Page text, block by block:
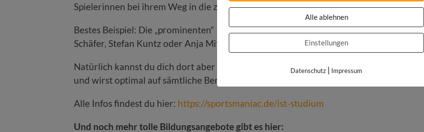
Spielerinnen bei ihrem Weg in die zweite Karriere zu unterstützen.
Bestes Beispiel: Die „prominenten“ IST-Absolventen wie Max Eberl, Marcel
Schäfer, Stefan Kuntz oder Anja Mittag.
Natürlich kannst du dich dort aber auch ohne Leistungssportkarriere fortbilden
und wirst optimal auf sämtliche Bereiche im Sportbusiness vorbereitet.
Alle Infos findest du hier: https://sportsmaniac.de/ist-studium
Und noch mehr tolle Bildungsangebote gibt es hier:
Alle ablehnen
Einstellungen
Datenschutz | Impressum